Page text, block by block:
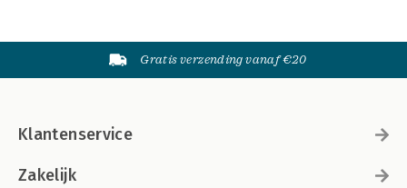
Gratis verzending vanaf €20
Klantenservice
Zakelijk